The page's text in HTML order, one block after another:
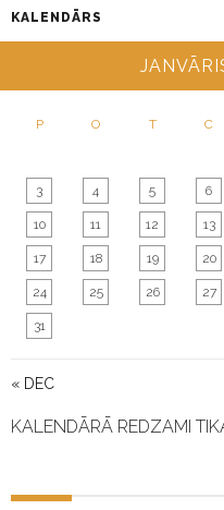
KALENDĀRS
P O T C
« DEC
3 4 5 6
10 11 12 13
17 18 19 20
24 25 26 27
31
KALENDĀRĀ REDZAMI